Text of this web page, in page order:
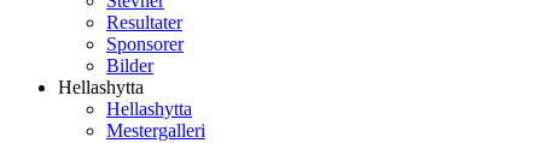
Resultater
Sponsorer
Bilder
Hellashytta
Hellashytta
Mestergalleri